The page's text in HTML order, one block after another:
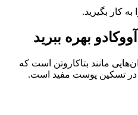
کار بگیرید.
مانند بتاکاروتن است که
تسکین پوست مفید است.